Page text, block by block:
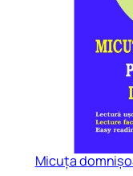
Micuța